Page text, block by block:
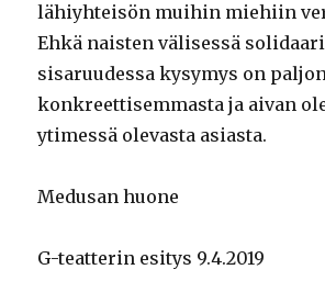
lähiyhteisön muihin miehiin
Ehkä naisten välisessä
sisaruudessa kysymys on
konkreettisemmasta ja aivan
ytimessä olevasta asiasta.
Medusan huone
G-teatterin esitys 9.4.2019